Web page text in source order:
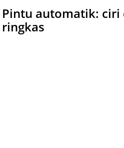
Pintu automatik: ciri
ringkas